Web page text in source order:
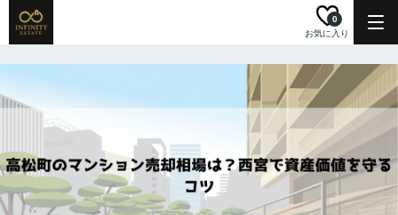
お気に入り
0